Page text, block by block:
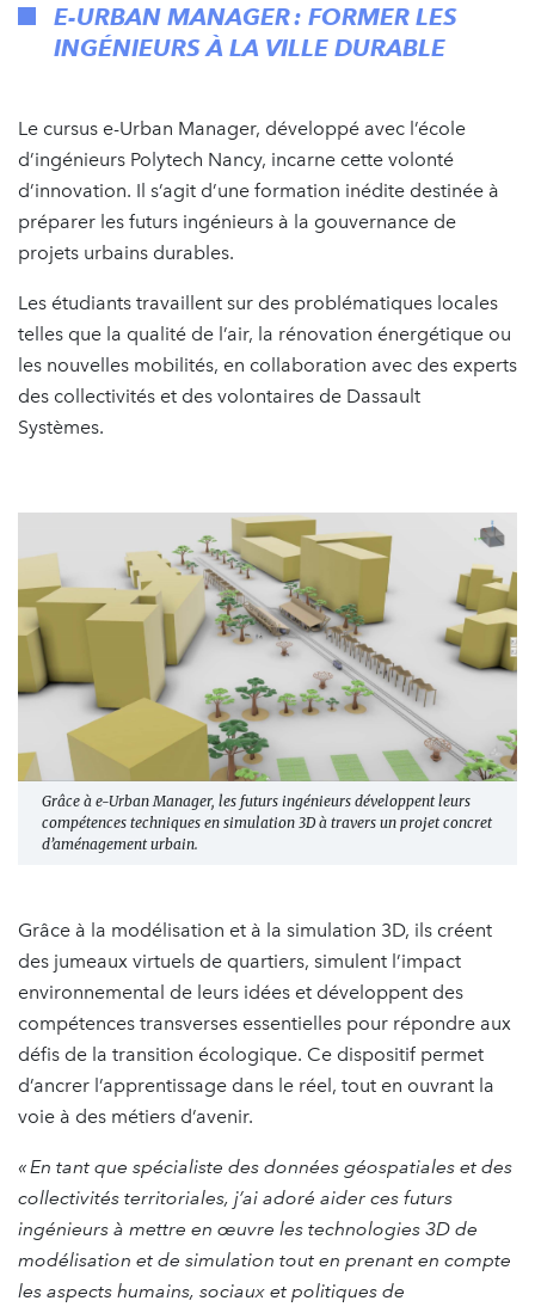
E-URBAN MANAGER : FORMER LES
INGÉNIEURS À LA VILLE DURABLE
Le cursus e-Urban Manager, développé avec l’école
d’ingénieurs Polytech Nancy, incarne cette volonté
d’innovation. Il s’agit d’une formation inédite destinée à
préparer les futurs ingénieurs à la gouvernance de
projets urbains durables.
Les étudiants travaillent sur des problématiques locales
telles que la qualité de l’air, la rénovation énergétique ou
les nouvelles mobilités, en collaboration avec des experts
des collectivités et des volontaires de Dassault
Systèmes.
Grâce à e-Urban Manager, les futurs ingénieurs développent leurs
compétences techniques en simulation 3D à travers un projet concret
d’aménagement urbain.
Grâce à la modélisation et à la simulation 3D, ils créent
des jumeaux virtuels de quartiers, simulent l’impact
environnemental de leurs idées et développent des
compétences transverses essentielles pour répondre aux
défis de la transition écologique. Ce dispositif permet
d’ancrer l’apprentissage dans le réel, tout en ouvrant la
voie à des métiers d’avenir.
« En tant que spécialiste des données géospatiales et des
collectivités territoriales, j’ai adoré aider ces futurs
ingénieurs à mettre en œuvre les technologies 3D de
modélisation et de simulation tout en prenant en compte
les aspects humains, sociaux et politiques de